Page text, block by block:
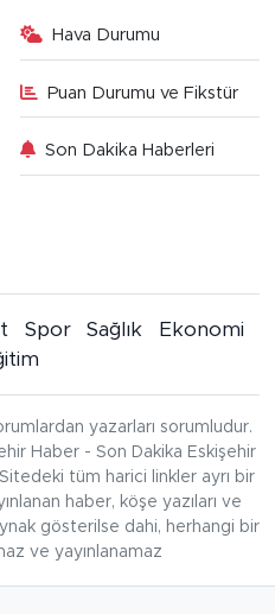
Hava Durumu
Puan Durumu ve Fikstür
Son Dakika Haberleri
Spor Sağlık
Ekonomi
yazarları sorumludur.
Haber - Son Dakika Eskişehir
tüm harici linkler ayrı bir
haber, köşe yazıları ve
gösterilse dahi, herhangi bir
ve yayınlanamaz